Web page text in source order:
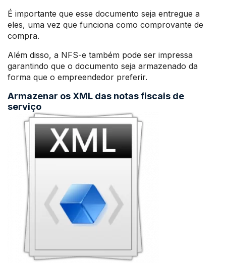
É importante que esse documento seja entregue a
eles, uma vez que funciona como comprovante de
compra.
Além disso, a NFS-e também pode ser impressa
garantindo que o documento seja armazenado da
forma que o empreendedor preferir.
Armazenar os XML das notas fiscais de
serviço